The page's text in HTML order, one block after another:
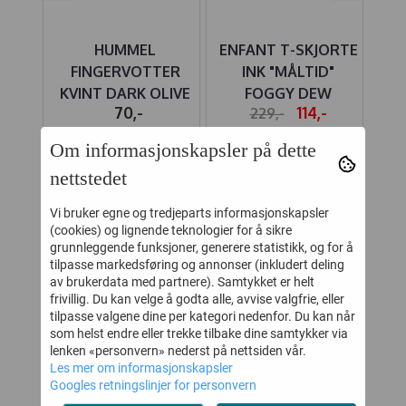
HUMMEL
FINGERVOTTER
KVINT DARK OLIVE
70,-
Kjøp
ENFANT T-SKJORTE
INK "MÅLTID"
FOGGY DEW
229,-
114,-
Kjøp
KUNDER SOM SÅ PÅ DETTE SÅ
OGSÅ PÅ
50% 50%
Om informasjonskapsler på dette
nettstedet
Vi bruker egne og tredjeparts informasjonskapsler
(cookies) og lignende teknologier for å sikre
grunnleggende funksjoner, generere statistikk, og for å
tilpasse markedsføring og annonser (inkludert deling
av brukerdata med partnere). Samtykket er helt
frivillig. Du kan velge å godta alle, avvise valgfrie, eller
tilpasse valgene dine per kategori nedenfor. Du kan når
som helst endre eller trekke tilbake dine samtykker via
lenken «personvern» nederst på nettsiden vår.
Les mer om informasjonskapsler
Googles retningslinjer for personvern